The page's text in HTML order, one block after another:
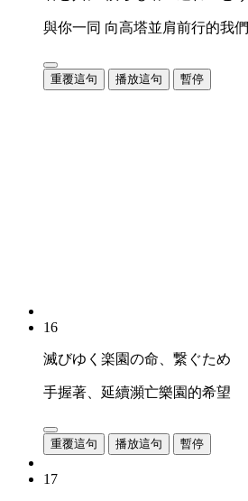
與你一同 向高塔並肩前行的我們
重覆這句 播放這句 暫停
16
滅びゆく楽園の命、繋ぐため
手握著、延續瀕亡樂園的希望
重覆這句 播放這句 暫停
17